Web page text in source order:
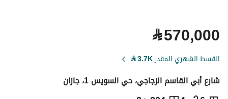
⃁570,000
القسط الشهري المقدر3.7K
⃁
شارع أبي القاسم الزجاجي، حي السويس 1، جازان